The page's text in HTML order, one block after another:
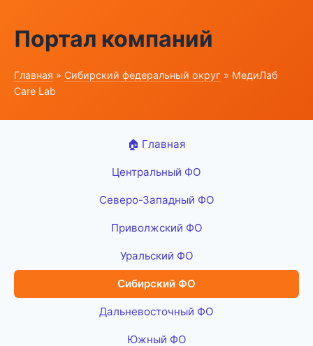
Портал компаний
Главная » Сибирский федеральный округ » МедиЛаб
Care Lab
🏠 Главная
Центральный ФО
Северо-Западный ФО
Приволжский ФО
Уральский ФО
Сибирский ФО
Дальневосточный ФО
Южный ФО